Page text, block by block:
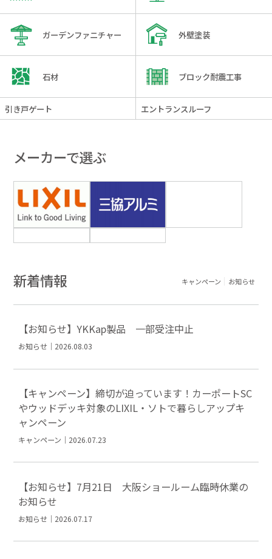
ガーデンファニチャー 外壁塗装
石材 ブロック耐震工事
引き戸ゲート エントランスルーフ
メーカーで選ぶ
新着情報 キャンペーン お知らせ
【お知らせ】YKKap製品 一部受注中止
お知らせ｜2026.08.03
【キャンペーン】締切が迫っています！カーポートSC
やウッドデッキ対象のLIXIL・ソトで暮らしアップキ
ャンペーン
キャンペーン｜2026.07.23
【お知らせ】7月21日 大阪ショールーム臨時休業の
お知らせ
お知らせ｜2026.07.17